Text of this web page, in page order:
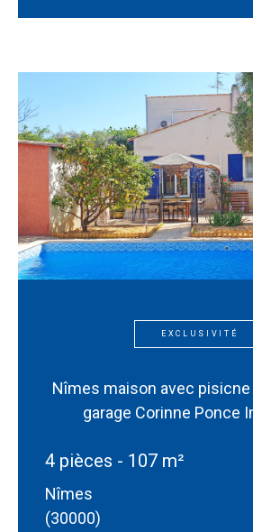
EXCLUSIVITÉ
Nîmes maison avec
garage Corinne Ponce
4 pièces - 107 m²
Nîmes
(30000)